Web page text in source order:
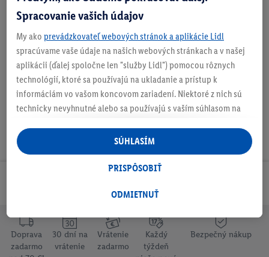
batériách
Na stiahnutie
Doprava
zadarmo
30 dní na
vrátenie
Vrátenie
zadarmo
Každý
týždeň
Bezpečný nákup
Spracovanie vašich údajov
My ako prevádzkovateľ webových stránok a aplikácie Lidl
spracúvame vaše údaje na našich webových stránkach a v našej
aplikácii (ďalej spoločne len "služby Lidl") pomocou rôznych
technológií, ktoré sa používajú na ukladanie a prístup k
informáciám vo vašom koncovom zariadení. Niektoré z nich sú
technicky nevyhnutné alebo sa používajú s vaším súhlasom na
personalizovanú reklamu v rámci služieb Lidl aj mimo nich. Ak
ste účastníkom programu Lidl Plus, na tieto účely sa spracúvajú
aj údaje z vášho nákupného správania v obchode.
následne si vytvoríte účet Lidl Plus alebo sa prihlásite do svojho
tiež vytvoriť špeciálny online identifikátor z e-mailovej adresy,
ktorú tam uvediete, aby sme vás mohli rozpoznať v službách
prevádzkovaných tretími stranami a zobrazovať vám
ODMIETNUŤ
PRISPÔSOBIŤ
SÚHLASÍM